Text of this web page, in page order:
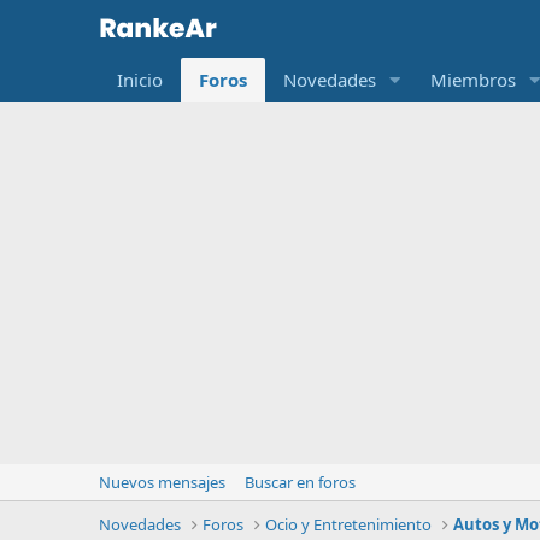
Inicio Foros Novedades Miembros
Nuevos mensajes
Buscar en foros
Novedades
Foros Ocio y Entretenimiento Autos y